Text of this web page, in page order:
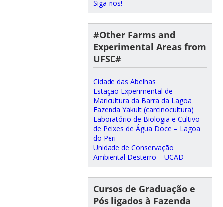
Siga-nos!
#Other Farms and
Experimental Areas from
UFSC#
Cidade das Abelhas
Estação Experimental de
Maricultura da Barra da Lagoa
Fazenda Yakult (carcinocultura)
Laboratório de Biologia e Cultivo
de Peixes de Água Doce – Lagoa
do Peri
Unidade de Conservação
Ambiental Desterro – UCAD
Cursos de Graduação e
Pós ligados à Fazenda